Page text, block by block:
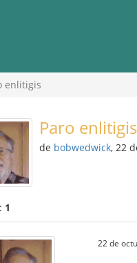
enlitigis
Paro enlitigis
de bobwedwick, 22
1
22 de